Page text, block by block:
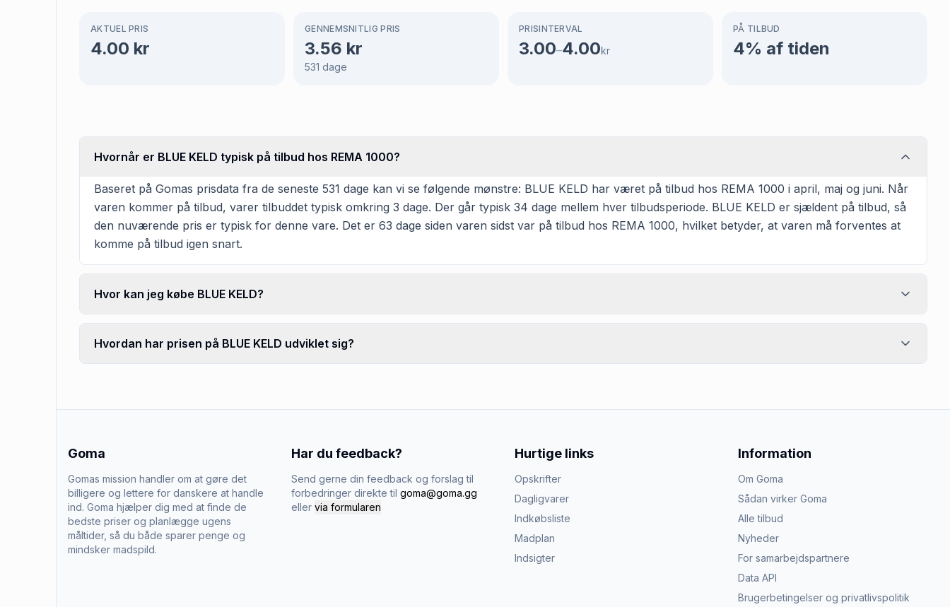
AKTUEL PRIS
4.00 kr
GENNEMSNITLIG PRIS
3.56 kr
531 dage
PRISINTERVAL
3.00–4.00kr
PÅ TILBUD
4% af tiden
Hvornår er BLUE KELD typisk på tilbud hos REMA 1000?
Baseret på Gomas prisdata fra de seneste 531 dage kan vi se følgende mønstre: BLUE KELD har været på tilbud hos REMA 1000 i april, maj og juni. Når
varen kommer på tilbud, varer tilbuddet typisk omkring 3 dage. Der går typisk 34 dage mellem hver tilbudsperiode. BLUE KELD er sjældent på tilbud, så
den nuværende pris er typisk for denne vare. Det er 63 dage siden varen sidst var på tilbud hos REMA 1000, hvilket betyder, at varen må forventes at
komme på tilbud igen snart.
Hvor kan jeg købe BLUE KELD?
Hvordan har prisen på BLUE KELD udviklet sig?
Goma
Gomas mission handler om at gøre det
billigere og lettere for danskere at handle
ind. Goma hjælper dig med at finde de
bedste priser og planlægge ugens
måltider, så du både sparer penge og
mindsker madspild.
Har du feedback?
Send gerne din feedback og forslag til
forbedringer direkte til goma@goma.gg
eller via formularen
Hurtige links
Opskrifter
Dagligvarer
Indkøbsliste
Madplan
Indsigter
Information
Om Goma
Sådan virker Goma
Alle tilbud
Nyheder
For samarbejdspartnere
Data API
Brugerbetingelser og privatlivspolitik